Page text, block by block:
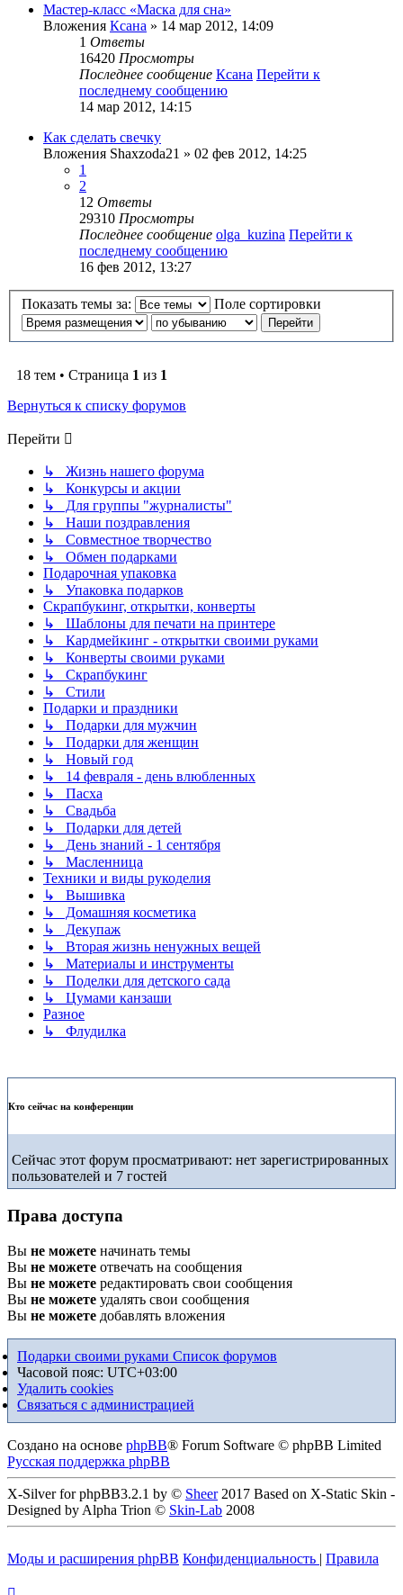
Мастер-класс «Маска для сна»
Вложения Ксана » 14 мар 2012, 14:09
1 Ответы
16420 Просмотры
Последнее сообщение Ксана Перейти к
последнему сообщению
14 мар 2012, 14:15
Как сделать свечку
Вложения Shaxzoda21 » 02 фев 2012, 14:25
1
2
12 Ответы
29310 Просмотры
Последнее сообщение olga_kuzina Перейти к
последнему сообщению
16 фев 2012, 13:27
Показать темы за: Поле сортировки
18 тем • Страница 1 из 1
Вернуться к списку форумов
Перейти
↳ Жизнь нашего форума
↳ Конкурсы и акции
↳ Для группы "журналисты"
↳ Наши поздравления
↳ Совместное творчество
↳ Обмен подарками
Подарочная упаковка
↳ Упаковка подарков
Скрапбукинг, открытки, конверты
↳ Шаблоны для печати на принтере
↳ Кардмейкинг - открытки своими руками
↳ Конверты своими руками
↳ Скрапбукинг
↳ Стили
Подарки и праздники
↳ Подарки для мужчин
↳ Подарки для женщин
↳ Новый год
↳ 14 февраля - день влюбленных
↳ Пасха
↳ Свадьба
↳ Подарки для детей
↳ День знаний - 1 сентября
↳ Масленница
Техники и виды рукоделия
↳ Вышивка
↳ Домашняя косметика
↳ Декупаж
↳ Вторая жизнь ненужных вещей
↳ Материалы и инструменты
↳ Поделки для детского сада
↳ Цумами канзаши
Разное
↳ Флудилка
Кто сейчас на конференции
Сейчас этот форум просматривают: нет зарегистрированных
пользователей и 7 гостей
Права доступа
Вы не можете начинать темы
Вы не можете отвечать на сообщения
Вы не можете редактировать свои сообщения
Вы не можете удалять свои сообщения
Вы не можете добавлять вложения
Подарки своими руками Список форумов
Часовой пояс: UTC+03:00
Удалить cookies
Связаться с администрацией
Создано на основе phpBB® Forum Software © phpBB Limited
Русская поддержка phpBB
X-Silver for phpBB3.2.1 by © Sheer2017 Based on X-Static Skin -
Designed by Alpha Trion © Skin-Lab 2008
Моды и расширения phpBB Конфиденциальность | Правила